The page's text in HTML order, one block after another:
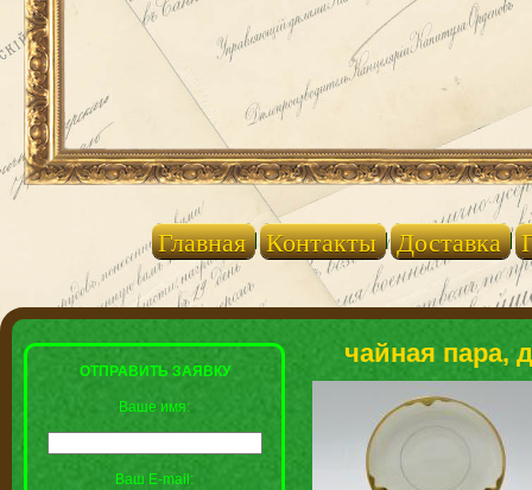
Главная Контакты Доставка
ОТПРАВИТЬ ЗАЯВКУ
Ваше имя:
Ваш E-mail:
чайная пара,